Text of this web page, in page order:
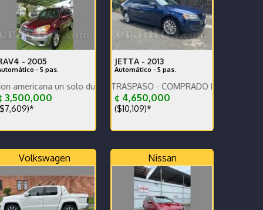
- 2005
- 5 pas.
un solo dueño.
3,500,000
JETTA - 2013
Automático - 5 pas.
LA MITAD DEL TRASPASO - COMPRADO EN CR
¢ 4,650,000
($10,109)*
Volkswagen Nissan